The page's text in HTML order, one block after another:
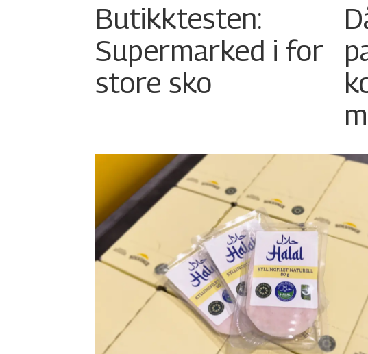
Butikktesten:
Supermarked i for
store sko